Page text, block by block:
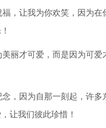
，让我为你欢笑，因为在
丽才可爱，而是因为可
，因为自那一刻起，许
让我们彼此珍惜！